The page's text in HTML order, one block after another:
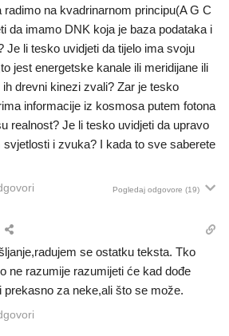
radimo na kvadrinarnom principu(A G C
da imamo DNK koja je baza podataka i
Je li tesko uvidjeti da tijelo ima svoju
jest energetske kanale ili meridijane ili
drevni kinezi zvali? Zar je tesko
informacije iz kosmosa putem fotona
realnost? Je li tesko uvidjeti da upravo
i zvuka? I kada to sve saberete
Pogledaj odgovore (19)
se ostatku teksta. Tko
ne razumije razumijeti će kad dođe
za neke,ali što se može.